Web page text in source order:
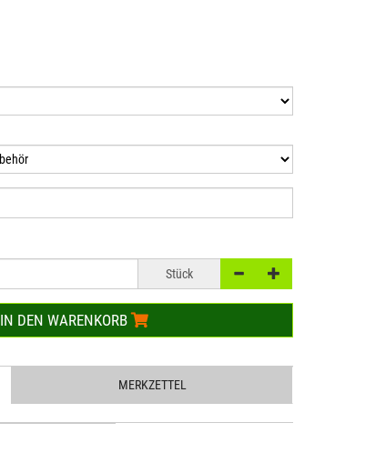
Stück
IN DEN WARENKORB
MERKZETTEL